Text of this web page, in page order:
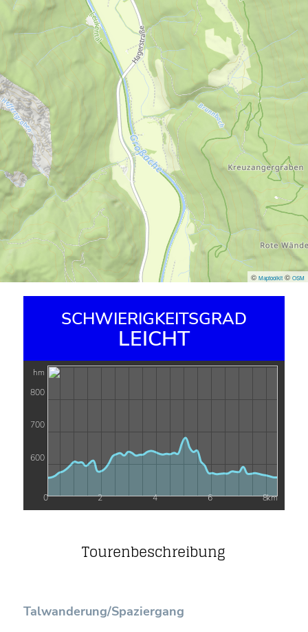
© Maptoolkit © OSM
SCHWIERIGKEITSGRAD
LEICHT
km
hm
0 2 4 6 8
600
700
800
Tourenbeschreibung
Talwanderung/Spaziergang